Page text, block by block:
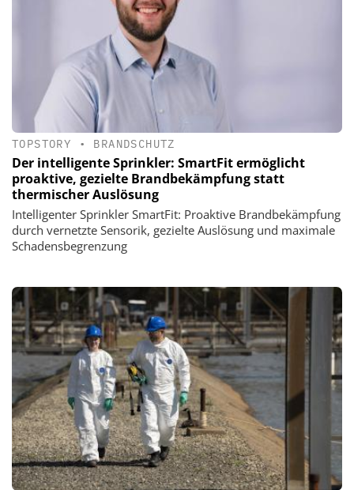
TOPSTORY • BRANDSCHUTZ
Der intelligente Sprinkler: SmartFit ermöglicht
proaktive, gezielte Brandbekämpfung statt
thermischer Auslösung
Intelligenter Sprinkler SmartFit: Proaktive Brandbekämpfung
durch vernetzte Sensorik, gezielte Auslösung und maximale
Schadensbegrenzung